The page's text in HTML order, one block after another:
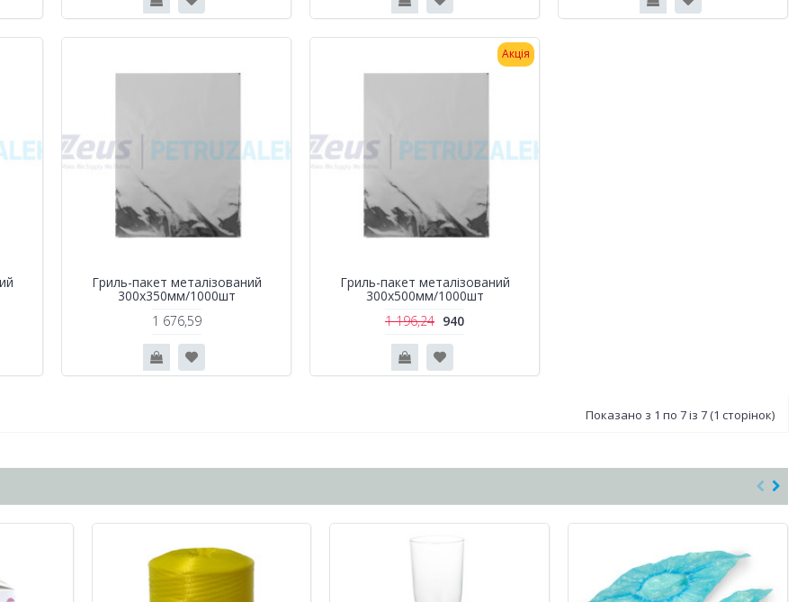
Гриль-пакет металізований
300х350мм/1000шт
1 676,59
Акція
Гриль-пакет металізований
300х500мм/1000шт
1 196,24 940
Показано з 1 по 7 із 7 (1 сторінок)